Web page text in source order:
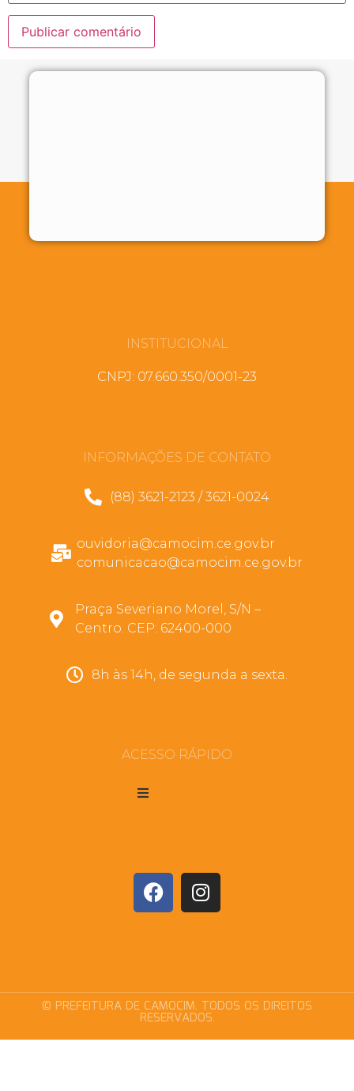
INSTITUCIONAL
CNPJ: 07.660.350/0001-23
INFORMAÇÕES DE CONTATO
(88) 3621-2123 / 3621-0024
ouvidoria@camocim.ce.gov.br
comunicacao@camocim.ce.gov.br
Praça Severiano Morel, S/N –
Centro. CEP: 62400-000
8h às 14h, de segunda a sexta.
ACESSO RÁPIDO
© PREFEITURA DE CAMOCIM. TODOS OS DIREITOS
RESERVADOS.